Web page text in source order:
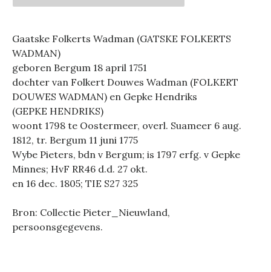
Gaatske Folkerts Wadman (GATSKE FOLKERTS
WADMAN)
geboren Bergum 18 april 1751
dochter van Folkert Douwes Wadman (FOLKERT
DOUWES WADMAN) en Gepke Hendriks
(GEPKE HENDRIKS)
woont 1798 te Oostermeer, overl. Suameer 6 aug.
1812, tr. Bergum 11 juni 1775
Wybe Pieters, bdn v Bergum; is 1797 erfg. v Gepke
Minnes; HvF RR46 d.d. 27 okt.
en 16 dec. 1805; TIE S27 325
Bron: Collectie Pieter_Nieuwland,
persoonsgegevens.